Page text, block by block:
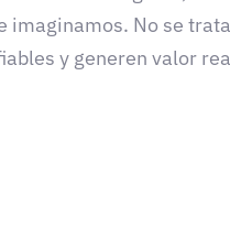
imaginamos. No se
y generen valor